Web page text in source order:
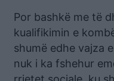
Por bashkë me të
kualifikimin e
shumë edhe vajza
nuk i ka fshehur